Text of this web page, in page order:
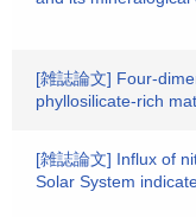
[雑誌論文]
phyllosilicate‐rich
[雑誌論文] Influx of
Solar System